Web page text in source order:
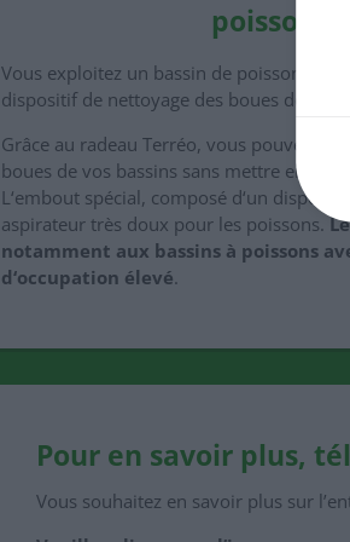
poissons
Vous exploitez un bassin de poissons et
dispositif de nettoyage des boues doux
Grâce au radeau Terréo, vous pouvez
boues de vos bassins sans mettre en
L‘embout spécial, composé d‘un
aspirateur très doux pour les poissons.
notamment aux bassins à poissons
d‘occupation élevé.
Pour en savoir plus,
Vous souhaitez en savoir plus sur